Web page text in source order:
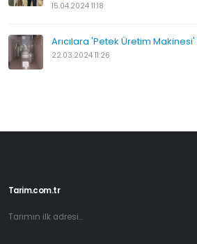
15.04.2024 11:18
Arıcılara 'Petek Üretim
22.03.2024 11:26
Tarim.com.tr
Tarımın ilk adresi...